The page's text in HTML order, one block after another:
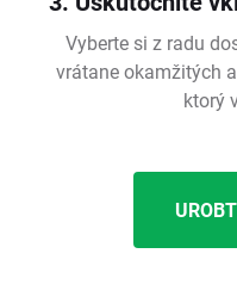
Vyberte si z radu
vrátane okamžitých
ktorý